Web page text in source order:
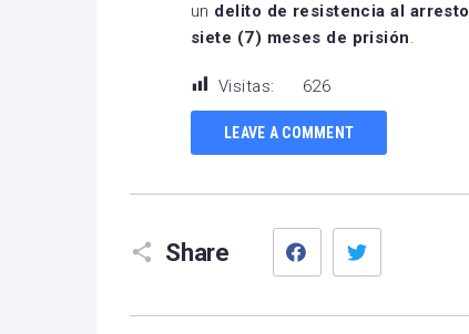
un delito de resistencia al arresto
siete (7) meses de prisión.
Visitas: 626
LEAVE A COMMENT
Share
Facebook